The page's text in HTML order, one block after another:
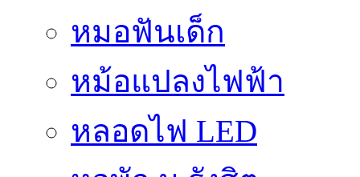
หมอฟันเด็ก
หม้อแปลงไฟฟ้า
หลอดไฟ LED